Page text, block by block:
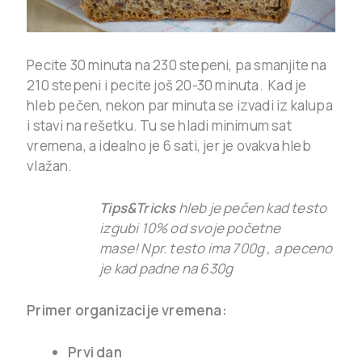
Pecite 30 minuta na 230 stepeni, pa smanjite na
210 stepeni i pecite još 20-30 minuta. Kad je
hleb pečen, nekon par minuta se izvadi iz kalupa
i stavi na rešetku. Tu se hladi minimum sat
vremena, a idealno je 6 sati, jer je ovakva hleb
vlažan.
Tips&Trickshleb je pečen kad testo
izgubi 10% od svoje početne
mase! Npr. testo ima 700g , a peceno
je kad padne na 630g
Primer organizacije vremena:
Prvi dan